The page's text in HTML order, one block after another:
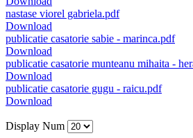
nastase viorel gabriela.pdf
Download
publicatie casatorie sabie - marinca.pdf
Download
publicatie casatorie munteanu mihaita -
Download
publicatie casatorie gugu - raicu.pdf
Download
Display Num